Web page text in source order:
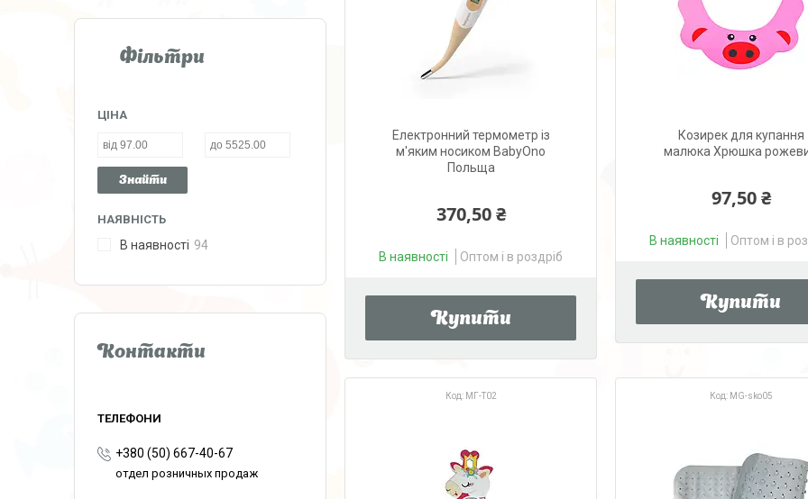
Електронний термометр із
м'яким носиком BabyOno
Польща
370,50 ₴
В наявності Оптом і в роздріб
Купити
Козирек для купання
малюка Хрюшка
97,50 ₴
В наявності Оптом і в
Купити
МГ-Т02 MG-sko05
Фільтри
ЦІНА
Знайти
НАЯВНІСТЬ
В наявності 94
Контакти
+380 (50) 667-40-67
отдел розничных продаж